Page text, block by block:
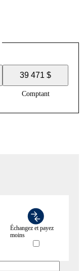
39 471 $
Comptant
Échangez et payez
moins